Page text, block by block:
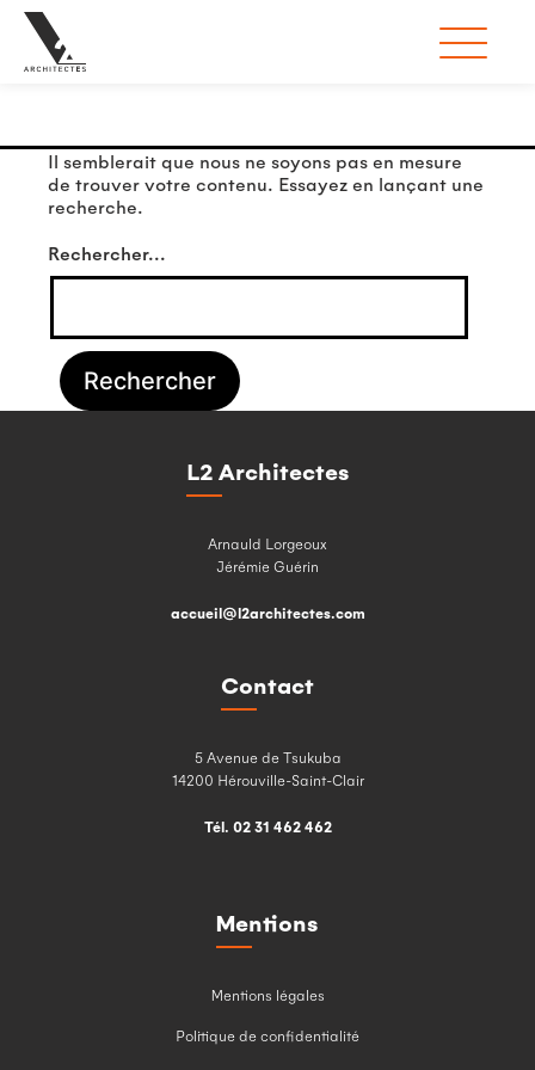
Il semblerait que nous ne soyons pas en mesure
de trouver votre contenu. Essayez en lançant une
recherche.
Rechercher…
L2 Architectes
Arnauld Lorgeoux
Jérémie Guérin
accueil@l2architectes.com
Contact
5 Avenue de Tsukuba
14200 Hérouville-Saint-Clair
Tél. 02 31 462 462
Mentions
Mentions légales
Politique de confidentialité